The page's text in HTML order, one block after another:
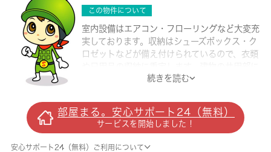
この物件について
室内設備はエアコン・フローリングなど大変充
実しております。収納はシューズボックス・ク
ロゼットなどが備え付けられているので、衣類
は安全性に優れているオートロック機能を備え
めてみませんか。家賃を10万円以下に抑える
ことができます。バルコニー付きの物件で、用
途に合わせて使用できおすすめです。利便性の
高い、敷地内ゴミ置き場が付いています。戸田
続きを読む
部屋まる。安心サポート24（無料）
サービスを開始しました！
安心サポート24（無料）ご利用について